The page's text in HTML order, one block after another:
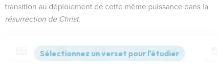
transition au déploiement de cette même puissance dans la
résurrection de Christ.
manifestations de la vie divine sont identiques dans
l'expérience du chrétien. (Comparer
) Ceux donc
Versions Commentaires Strong